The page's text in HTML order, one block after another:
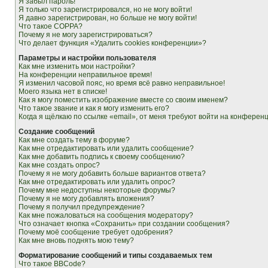
Я только что зарегистрировался, но не могу войти!
Я давно зарегистрирован, но больше не могу войти!
Что такое COPPA?
Почему я не могу зарегистрироваться?
Что делает функция «Удалить cookies конференции»?
Параметры и настройки пользователя
Как мне изменить мои настройки?
На конференции неправильное время!
Я изменил часовой пояс, но время всё равно неправильное!
Моего языка нет в списке!
Как я могу поместить изображение вместе со своим именем?
Что такое звание и как я могу изменить его?
Когда я щёлкаю по ссылке «email», от меня требуют войти на
Создание сообщений
Как мне создать тему в форуме?
Как мне отредактировать или удалить сообщение?
Как мне добавить подпись к своему сообщению?
Как мне создать опрос?
Почему я не могу добавить больше вариантов ответа?
Как мне отредактировать или удалить опрос?
Почему мне недоступны некоторые форумы?
Почему я не могу добавлять вложения?
Почему я получил предупреждение?
Как мне пожаловаться на сообщения модератору?
Что означает кнопка «Сохранить» при создании сообщения?
Почему моё сообщение требует одобрения?
Как мне вновь поднять мою тему?
Форматирование сообщений и типы создаваемых тем
Что такое BBCode?